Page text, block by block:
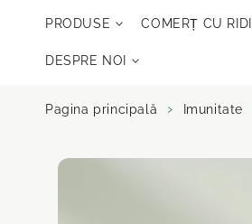
conținutPRODUSE COMERȚ CU
DESPRE NOI
Pagina principală Imunitate